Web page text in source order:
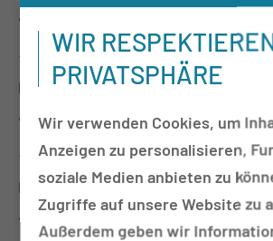
Anmeldung nicht erforderlich,
12:45 Uhr – 13:45 Uhr
Physiotherapie MUL – CT
Anmeldung nicht erforderlich
11:45 Uhr – 12:15 UhrTrommelkreis
MUL – CT
Anmeldung nicht erforderlich
WIR
PRIVATSPHÄRE
Wir verwenden Cookies, um
Anzeigen zu personalisieren,
soziale Medien anbieten zu
Zugriffe auf unsere Website zu
Außerdem geben wir